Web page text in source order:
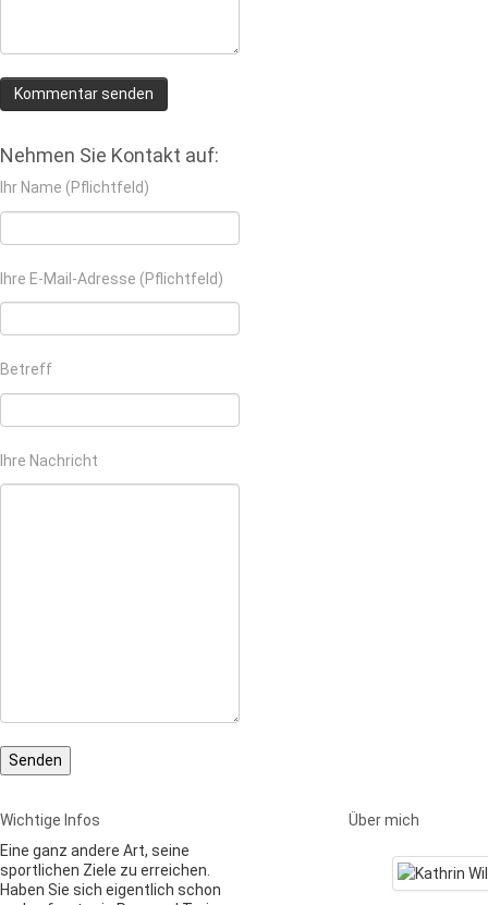
Nehmen Sie Kontakt auf:
Ihr Name (Pflichtfeld)
Ihre E-Mail-Adresse (Pflichtfeld)
Betreff
Ihre Nachricht
Wichtige Infos
Eine ganz andere Art, seine
sportlichen Ziele zu erreichen.
Haben Sie sich eigentlich schon
Über mich